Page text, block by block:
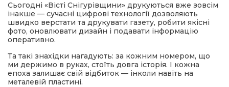
Сьогодні «Вісті Снігурівщини» друкуються вже зовсім
інакше — сучасні цифрові технології дозволяють
швидко верстати та друкувати газету, робити якісні
фото, оновлювати дизайн і подавати інформацію
оперативно.
Та такі знахідки нагадують: за кожним номером, що
ми держимо в руках, стоїть довга історія. І кожна
епоха залишає свій відбиток — інколи навіть на
металевій пластині.